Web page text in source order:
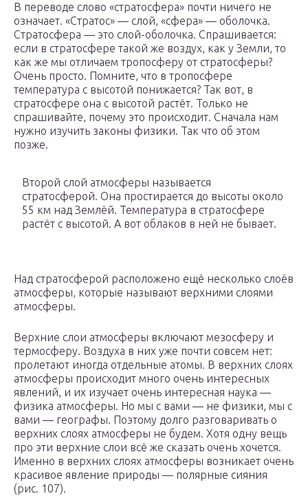
В переводе слово «стратосфера» почти ничего не
означает. «Стратос» — слой, «сфера» — оболочка.
Стратосфера — это слой-оболочка. Спрашивается:
если в стратосфере такой же воздух, как у Земли, то
как же мы отличаем тропосферу от стратосферы?
Очень просто. Помните, что в тропосфере
температура с высотой понижается? Так вот, в
стратосфере она с высотой растёт. Только не
спрашивайте, почему это происходит. Сначала нам
нужно изучить законы физики. Так что об этом
позже.
Второй слой атмосферы называется
стратосферой. Она простирается до высоты около
55 км над Землёй. Температура в стратосфере
растёт с высотой. А вот облаков в ней не бывает.
Над стратосферой расположено ещё несколько слоёв
атмосферы, которые называют верхними слоями
атмосферы.
Верхние слои атмосферы включают мезосферу и
термосферу. Воздуха в них уже почти совсем нет:
пролетают иногда отдельные атомы. В верхних слоях
атмосферы происходит много очень интересных
явлений, и их изучает очень интересная наука —
физика атмосферы. Но мы с вами — не физики, мы с
вами — географы. Поэтому долго разговаривать о
верхних слоях атмосферы не будем. Хотя одну вещь
про эти верхние слои всё же сказать очень хочется.
Именно в верхних слоях атмосферы возникает очень
красивое явление природы — полярные сияния
(рис. 107).